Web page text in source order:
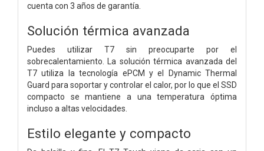
cuenta con 3 años de garantía.
Solución térmica avanzada
Puedes utilizar T7 sin preocuparte por el
sobrecalentamiento. La solución térmica avanzada del
T7 utiliza la tecnología ePCM y el Dynamic Thermal
Guard para soportar y controlar el calor, por lo que el SSD
compacto se mantiene a una temperatura óptima
incluso a altas velocidades.
Estilo elegante y compacto